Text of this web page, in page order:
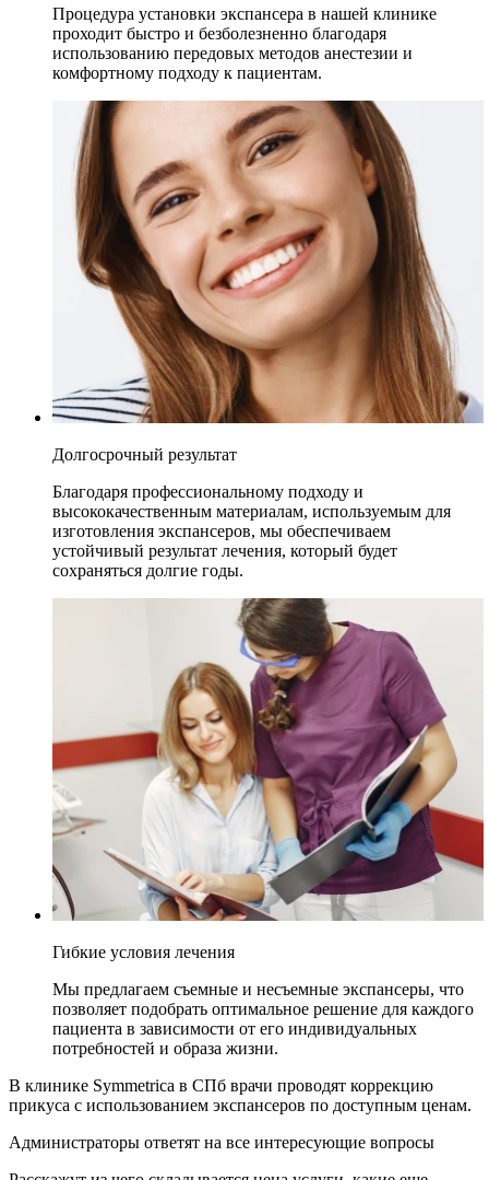
Процедура установки экспансера в нашей клинике
проходит быстро и безболезненно благодаря
использованию передовых методов анестезии и
комфортному подходу к пациентам.
Долгосрочный результат
Благодаря профессиональному подходу и
высококачественным материалам, используемым для
изготовления экспансеров, мы обеспечиваем
устойчивый результат лечения, который будет
сохраняться долгие годы.
Гибкие условия лечения
Мы предлагаем съемные и несъемные экспансеры, что
позволяет подобрать оптимальное решение для каждого
пациента в зависимости от его индивидуальных
потребностей и образа жизни.
В клинике Symmetrica в СПб врачи проводят коррекцию
прикуса с использованием экспансеров по доступным ценам.
Администраторы ответят на все интересующие вопросы